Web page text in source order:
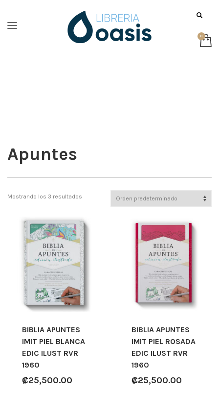
Apuntes
Mostrando los 3 resultados
BIBLIA APUNTES
IMIT PIEL BLANCA
EDIC ILUST RVR
1960
₡25,500.00
BIBLIA APUNTES
IMIT PIEL ROSADA
EDIC ILUST RVR
1960
₡25,500.00